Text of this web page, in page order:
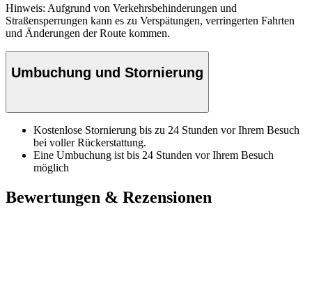
Hinweis: Aufgrund von Verkehrsbehinderungen und
Straßensperrungen kann es zu Verspätungen, verringerten Fahrten
und Änderungen der Route kommen.
Umbuchung und Stornierung
Kostenlose Stornierung bis zu 24 Stunden vor Ihrem Besuch
bei voller Rückerstattung.
Eine Umbuchung ist bis 24 Stunden vor Ihrem Besuch
möglich
Bewertungen & Rezensionen